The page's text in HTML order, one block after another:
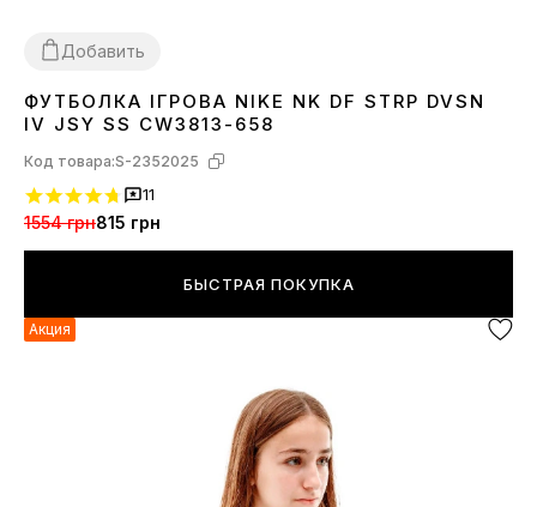
Добавить
M
ФУТБОЛКА ІГРОВА NIKE NK DF STRP DVSN
IV JSY SS CW3813-658
Код товара:S-2352025
11
1554 грн815 грн
БЫСТРАЯ ПОКУПКА
Акция